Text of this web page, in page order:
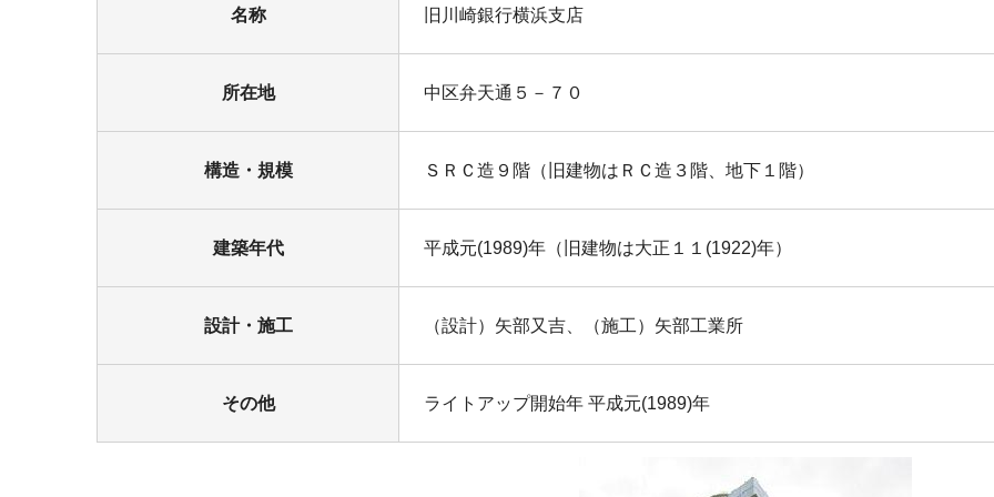
名称 旧川崎銀行横浜支店
所在地 中区弁天通５－７０
構造・規模 ＳＲＣ造９階（旧建物はＲＣ造３階、地下１階）
建築年代 平成元(1989)年（旧建物は大正１１(1922)年）
設計・施工 （設計）矢部又吉、（施工）矢部工業所
その他 ライトアップ開始年 平成元(1989)年